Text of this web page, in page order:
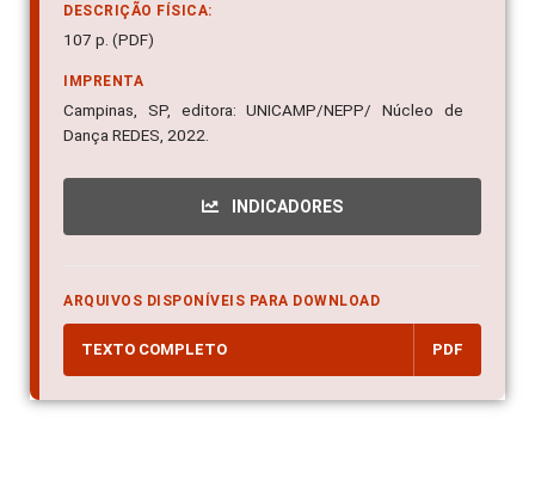
DESCRIÇÃO FÍSICA:
107 p. (PDF)
IMPRENTA
Campinas, SP, editora: UNICAMP/NEPP/ Núcleo de
Dança REDES, 2022.
INDICADORES
ARQUIVOS DISPONÍVEIS PARA DOWNLOAD
TEXTO COMPLETO PDF